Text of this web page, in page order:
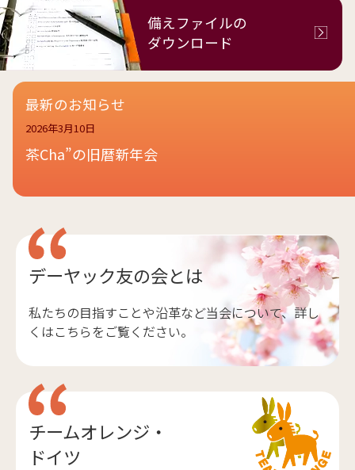
備えファイルの
ダウンロード
最新のお知らせ
2026年3月10日
茶Cha”の旧暦新年会
デーヤック友の会とは
私たちの目指すことや沿革など当会について、詳し
くはこちらをご覧ください。
チームオレンジ・
ドイツ